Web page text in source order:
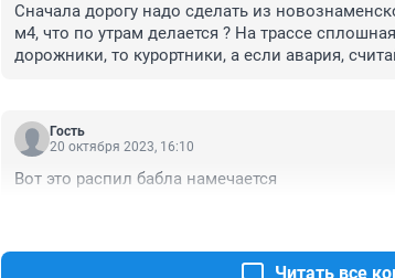
Сначала дорогу надо сделать из
м4, что по утрам делается ? На трассе
дорожники, то курортники, а если авария,
Гость
20 октября 2023, 16:10
Вот это распил бабла намечается
Читать все